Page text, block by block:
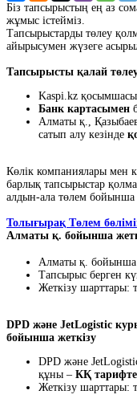
Біз тапсырыстың ең аз
жұмыс істейміз.
Тапсырыстарды төлеу
айырысумен жүзеге
Тапсырысты қалай
Kaspi.kz
Банк картасымен
Алматы қ.,
сатып алу кезінде
Көлік компаниялары мен
барлық тапсырыстар
алдын-ала төлем бойынша
Толығырақ Төлем
Алматы қ. бойынша
Алматы қ. бойынша
Тапсырыс берген
Жеткізу шарттары:
DPD және JetLogistic
бойынша жеткізу
DPD және
құны – КҚ
Жеткізу шарттары: